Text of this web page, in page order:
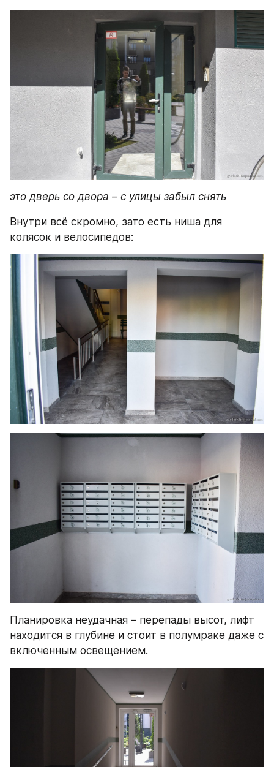
это дверь со двора – с улицы забыл снять
Внутри всё скромно, зато есть ниша для
колясок и велосипедов:
Планировка неудачная – перепады высот, лифт
находится в глубине и стоит в полумраке даже с
включенным освещением.